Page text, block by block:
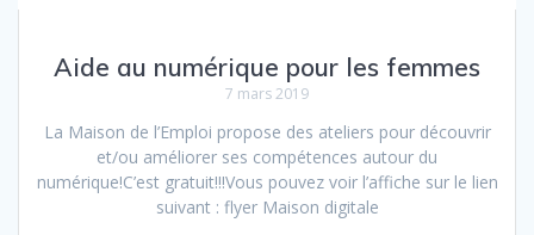
Aide au numérique pour les femmes
7 mars 2019
La Maison de l’Emploi propose des ateliers pour découvrir
et/ou améliorer ses compétences autour du
numérique!C’est gratuit!!!Vous pouvez voir l’affiche sur le lien
suivant : flyer Maison digitale